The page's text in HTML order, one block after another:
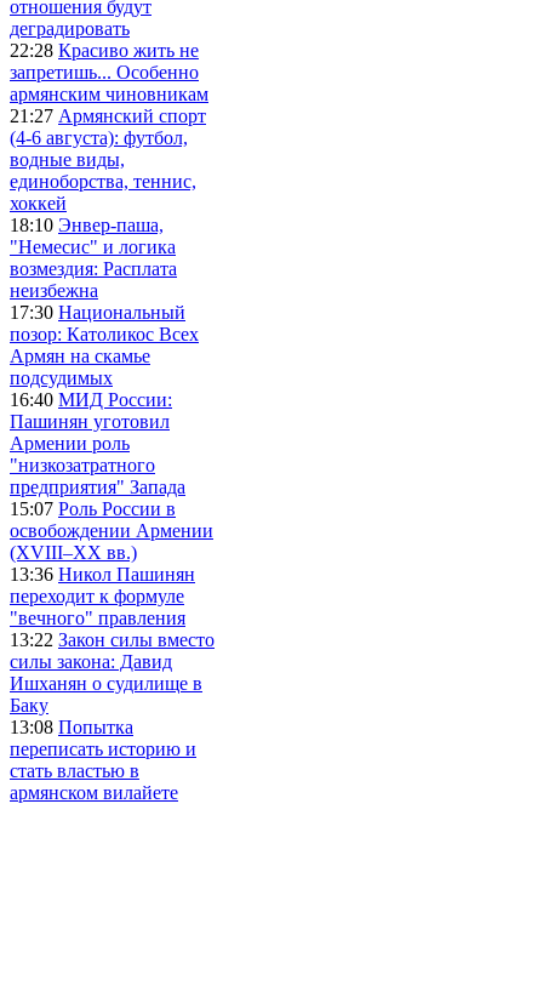
отношения будут
деградировать
22:28 Красиво жить не
запретишь... Особенно
армянским чиновникам
21:27 Армянский спорт
(4-6 августа): футбол,
водные виды,
единоборства, теннис,
хоккей
18:10 Энвер-паша,
"Немесис" и логика
возмездия: Расплата
неизбежна
17:30 Национальный
позор: Католикос Всех
Армян на скамье
подсудимых
16:40 МИД России:
Пашинян уготовил
Армении роль
"низкозатратного
предприятия" Запада
15:07 Роль России в
освобождении Армении
(XVIII–XX вв.)
13:36 Никол Пашинян
переходит к формуле
"вечного" правления
13:22 Закон силы вместо
силы закона: Давид
Ишханян о судилище в
Баку
13:08 Попытка
переписать историю и
стать властью в
армянском вилайете